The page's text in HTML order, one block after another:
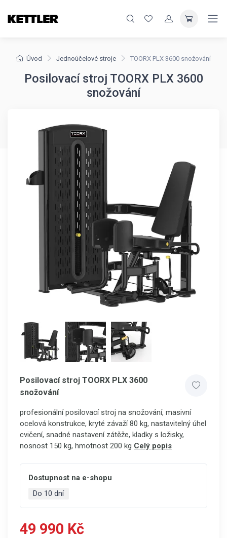
Úvod Jednoúčelové stroje TOORX PLX 3600 snožování
Posilovací stroj TOORX PLX 3600
snožování
Posilovací stroj TOORX PLX 3600
snožování
profesionální posilovací stroj na snožování, masivní
ocelová konstrukce, kryté závaží 80 kg, nastavitelný úhel
cvičení, snadné nastavení zátěže, kladky s ložisky,
nosnost 150 kg, hmotnost 200 kg Celý popis
Dostupnost na e-shopu
Do 10 dní
49 990 Kč